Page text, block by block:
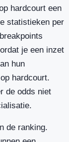
hardcourt een
statistieken per
je een inzet
hun
hardcourt.
de odds niet
de ranking.